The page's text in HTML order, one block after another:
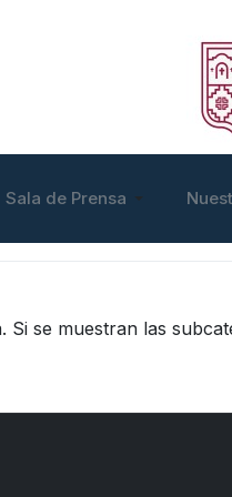
Sala de Prensa
se muestran las